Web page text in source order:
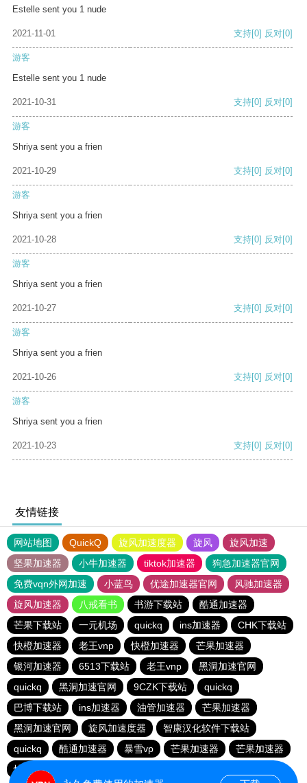
Estelle sent you 1 nude
2021-11-01 支持[0] 反对[0]
游客
Estelle sent you 1 nude
2021-10-31 支持[0] 反对[0]
游客
Shriya sent you a frien
2021-10-29 支持[0] 反对[0]
游客
Shriya sent you a frien
2021-10-28 支持[0] 反对[0]
游客
Shriya sent you a frien
2021-10-27 支持[0] 反对[0]
游客
Shriya sent you a frien
2021-10-26 支持[0] 反对[0]
游客
Shriya sent you a frien
2021-10-23 支持[0] 反对[0]
友情链接
网站地图 QuickQ 旋风加速度器 旋风
旋风加速
坚果加速器
小牛加速器 tiktok加速器
狗急加速器官网
免费vqn外网加速
小蓝鸟 优途加速器官网
风驰加速器
旋风加速器
八戒看书 书游下载站
酷通加速器
芒果下载站
一元机场 quickq ins加速器
CHK下载站
快橙加速器
老王vnp 快橙加速器
芒果加速器
银河加速器
6513下载站 老王vnp
黑洞加速官网
quickq
黑洞加速官网 9CZK下载站
quickq
巴博下载站
ins加速器 油管加速器
芒果加速器
黑洞加速官网
旋风加速度器
智康汉化软件下载站
quickq
酷通加速器 暴雪vp 芒果加速器
芒果加速器
快橙加速器